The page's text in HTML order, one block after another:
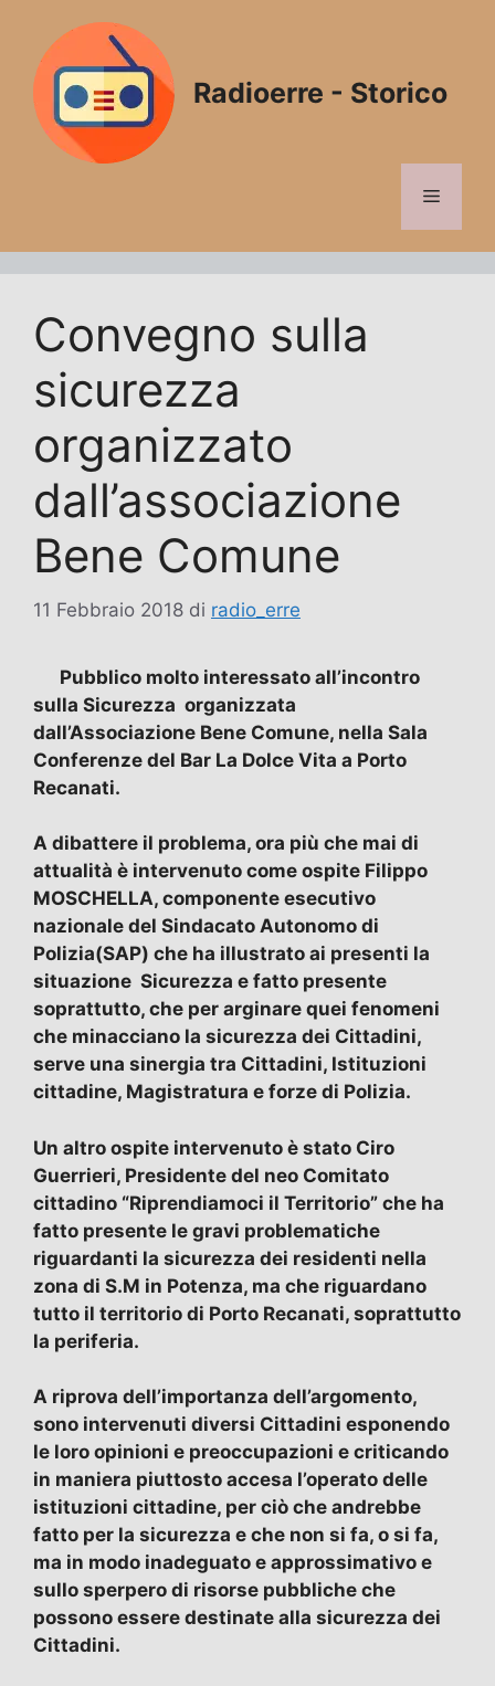
contenuto
Radioerre - Storico
Menu
Convegno sulla
sicurezza
organizzato
dall’associazione
Bene Comune
11 Febbraio 2018 di radio_erre
Pubblico molto interessato all’incontro
sulla Sicurezza organizzata
dall’Associazione Bene Comune, nella Sala
Conferenze del Bar La Dolce Vita a Porto
Recanati.
A dibattere il problema, ora più che mai di
attualità è intervenuto come ospite Filippo
MOSCHELLA, componente esecutivo
nazionale del Sindacato Autonomo di
Polizia(SAP) che ha illustrato ai presenti la
situazione Sicurezza e fatto presente
soprattutto, che per arginare quei fenomeni
che minacciano la sicurezza dei Cittadini,
serve una sinergia tra Cittadini, Istituzioni
cittadine, Magistratura e forze di Polizia.
Un altro ospite intervenuto è stato Ciro
Guerrieri, Presidente del neo Comitato
cittadino “Riprendiamoci il Territorio” che ha
fatto presente le gravi problematiche
riguardanti la sicurezza dei residenti nella
zona di S.M in Potenza, ma che riguardano
tutto il territorio di Porto Recanati, soprattutto
la periferia.
A riprova dell’importanza dell’argomento,
sono intervenuti diversi Cittadini esponendo
le loro opinioni e preoccupazioni e criticando
in maniera piuttosto accesa l’operato delle
istituzioni cittadine, per ciò che andrebbe
fatto per la sicurezza e che non si fa, o si fa,
ma in modo inadeguato e approssimativo e
sullo sperpero di risorse pubbliche che
possono essere destinate alla sicurezza dei
Cittadini.